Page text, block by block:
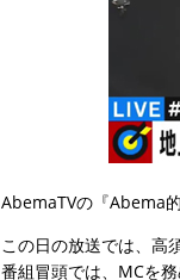
AbemaTVの『Abema
この日の放送では、高
番組冒頭では、MCを